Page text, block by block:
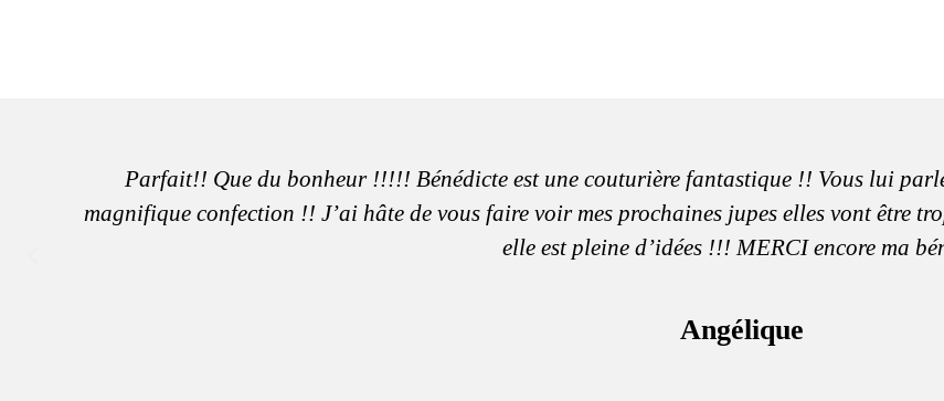
Parfait!! Que du bonheur !!!!! Bénédicte est une couturière fantastique !! Vous lui
magnifique confection !! J’ai hâte de vous faire voir mes prochaines jupes elles vont être
elle est pleine d’idées !!! MERCI encore ma
Angélique